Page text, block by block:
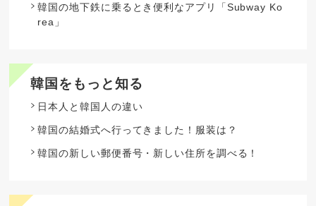
韓国の地下鉄に乗るとき便利なアプリ「Subway Ko
rea」
韓国をもっと知る
日本人と韓国人の違い
韓国の結婚式へ行ってきました！服装は？
韓国の新しい郵便番号・新しい住所を調べる！